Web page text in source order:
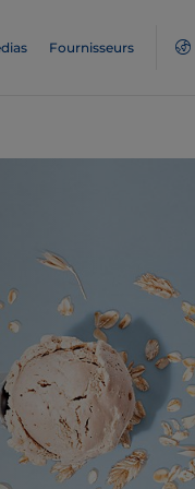
Fournisseurs